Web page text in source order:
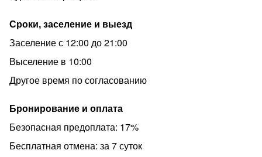
Сроки, заселение и выезд
Заселение с 12:00 до 21:00
Выселение в 10:00
Другое время по согласованию
Бронирование и оплата
Безопасная предоплата: 17%
Бесплатная отмена: за 7 суток